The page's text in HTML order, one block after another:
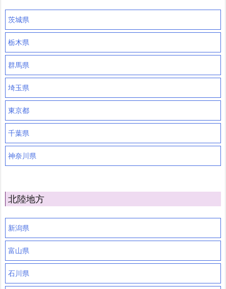
茨城県
栃木県
群馬県
埼玉県
東京都
千葉県
神奈川県
北陸地方
新潟県
富山県
石川県